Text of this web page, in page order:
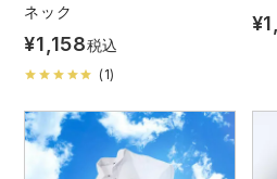
ネック
¥1,158税込
(1)
¥